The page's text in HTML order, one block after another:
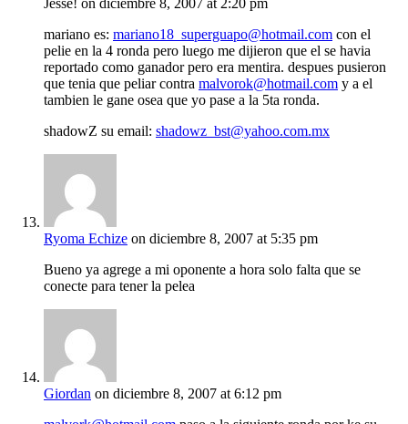
Jesse! on diciembre 8, 2007 at 2:20 pm
mariano es: mariano18_superguapo@hotmail.com con el
pelie en la 4 ronda pero luego me dijieron que el se havia
reportado como ganador pero era mentira. despues pusieron
que tenia que peliar contra malvorok@hotmail.com y a el
tambien le gane osea que yo pase a la 5ta ronda.
shadowZ su email: shadowz_bst@yahoo.com.mx
Ryoma Echize on diciembre 8, 2007 at 5:35 pm
Bueno ya agrege a mi oponente a hora solo falta que se
conecte para tener la pelea
Giordan on diciembre 8, 2007 at 6:12 pm